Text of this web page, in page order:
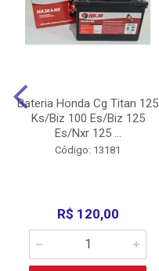
Bateria Honda Cg Titan 125
Ks/Biz 100 Es/Biz 125
Es/Nxr 125 ...
Código: 13181
R$ 120,00